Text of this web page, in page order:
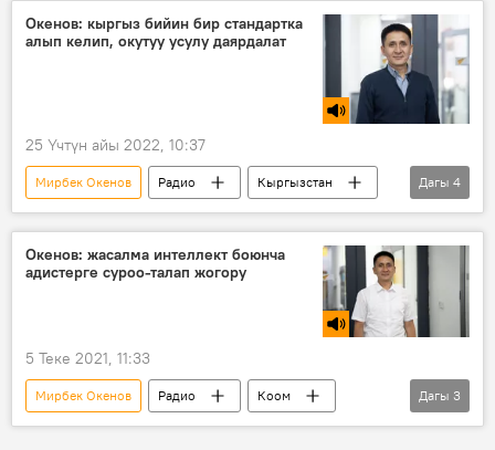
Окенов: кыргыз бийин бир стандартка
алып келип, окутуу усулу даярдалат
25 Үчтүн айы 2022, 10:37
Мирбек Окенов Радио
Кыргызстан
Маданият
бий
өнөр
коомдук фонд
Дагы 4
Окенов: жасалма интеллект боюнча
адистерге суроо-талап жогору
5 Теке 2021, 11:33
Мирбек Окенов Радио
Коом
Кыргызстан
санарип
Дагы 3